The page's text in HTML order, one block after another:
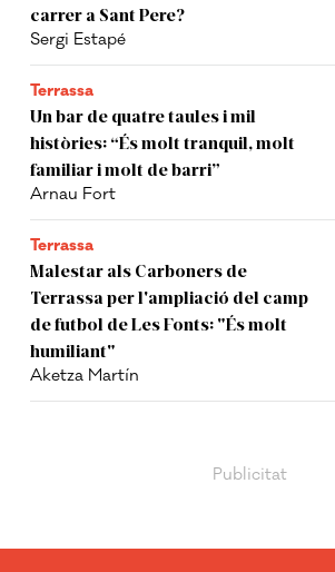
carrer a Sant Pere?
Sergi Estapé
Terrassa
Un bar de quatre taules i mil
històries: “És molt tranquil, molt
familiar i molt de barri”
Arnau Fort
Terrassa
Malestar als Carboners de
Terrassa per l'ampliació del camp
de futbol de Les Fonts: "És molt
humiliant"
Aketza Martín